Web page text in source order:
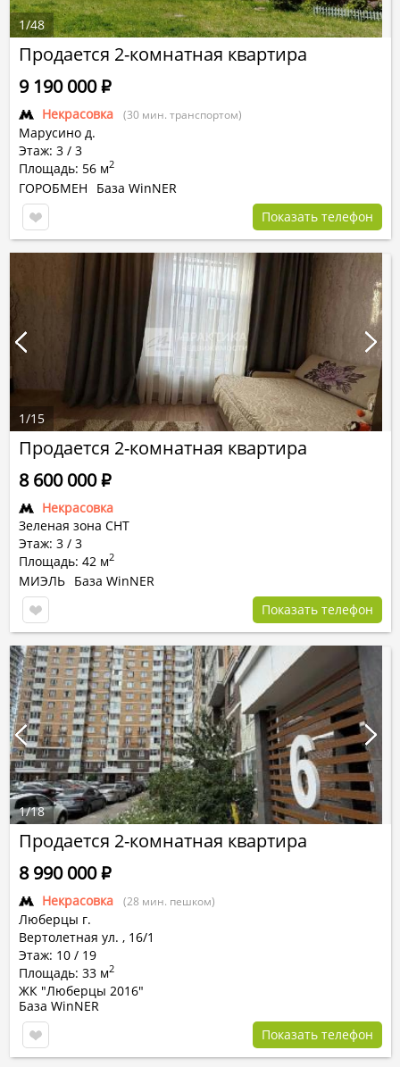
Продается 2-комнатная квартира
Некрасовка (30 мин. транспортом)
Марусино д.
Этаж: 3 / 3
Площадь: 56 м2
9 190 000Р
ГОРОБМЕН
База WinNER
Показать телефон
1/48
Продается 2-комнатная квартира
Некрасовка
Зеленая зона СНТ
Этаж: 3 / 3
Площадь: 42 м2
8 600 000Р
МИЭЛЬ База WinNER
Показать телефон
1/15
Продается 2-комнатная квартира
Некрасовка (28 мин. пешком)
Люберцы г.
Вертолетная ул. , 16/1
Этаж: 10 / 19
Площадь: 33 м2
ЖК "Люберцы 2016"
8 990 000Р
База WinNER
Показать телефон
1/18